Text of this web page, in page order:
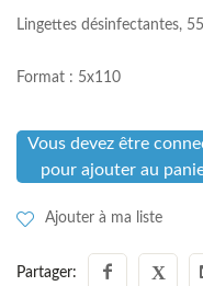
Lingettes désinfectantes,
Format : 5x110
Vous devez être
pour ajouter au
Ajouter à ma liste
Partager: